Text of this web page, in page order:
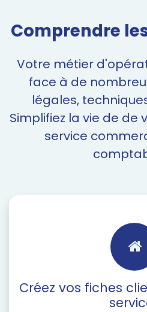
Comprendre
Votre métier
face à de
légales,
Simplifiez la vie de de
service
Créez vos fiches